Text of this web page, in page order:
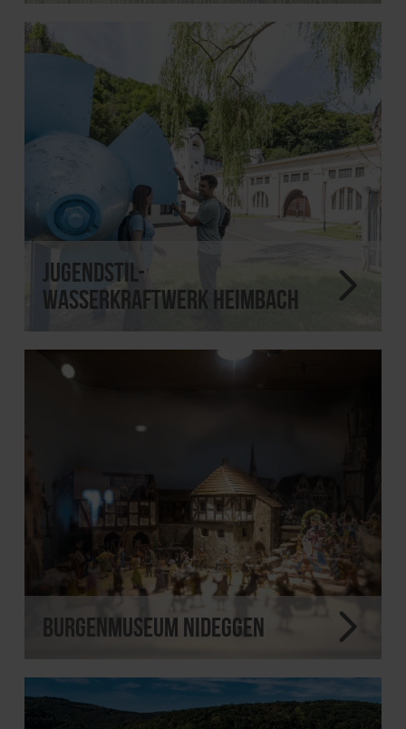
Jugendstil-
Wasserkraftwerk Heimbach
Burgenmuseum Nideggen